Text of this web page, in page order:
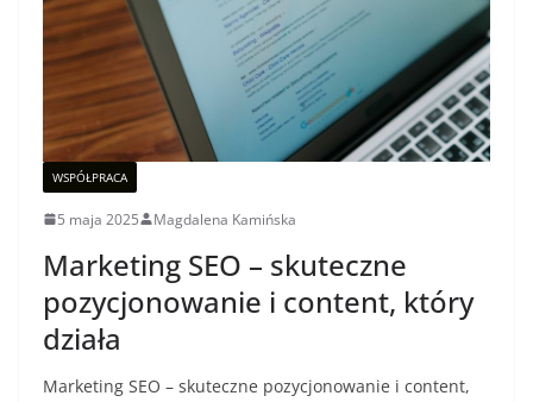
WSPÓŁPRACA
5 maja 2025 Magdalena Kamińska
Marketing SEO – skuteczne
pozycjonowanie i content, który
działa
Marketing SEO – skuteczne pozycjonowanie i content,